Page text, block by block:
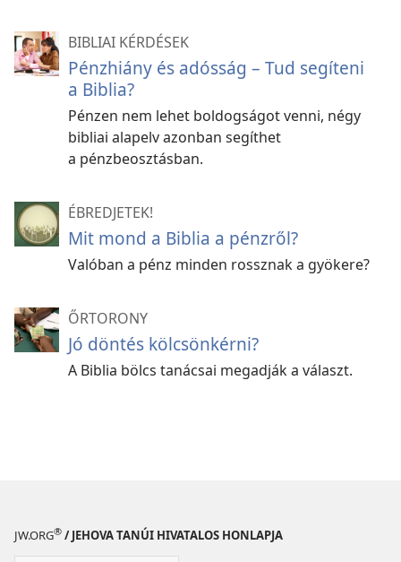
BIBLIAI KÉRDÉSEK
Pénzhiány és adósság – Tud segíteni
a Biblia?
Pénzen nem lehet boldogságot venni, négy
bibliai alapelv azonban segíthet
a pénzbeosztásban.
ÉBREDJETEK!
Mit mond a Biblia a pénzről?
Valóban a pénz minden rossznak a gyökere?
ŐRTORONY
Jó döntés kölcsönkérni?
A Biblia bölcs tanácsai megadják a választ.
JW.ORG® / JEHOVA TANÚI HIVATALOS HONLAPJA